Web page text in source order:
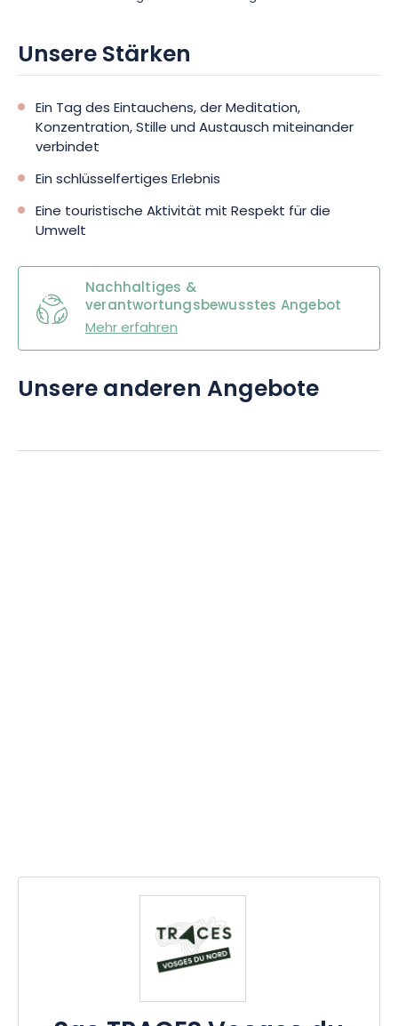
Unsere Stärken
Ein Tag des Eintauchens, der Meditation,
Konzentration, Stille und Austausch miteinander
verbindet
Ein schlüsselfertiges Erlebnis
Eine touristische Aktivität mit Respekt für die
Umwelt
Nachhaltiges &
verantwortungsbewusstes Angebot
Mehr erfahren
Unsere anderen Angebote